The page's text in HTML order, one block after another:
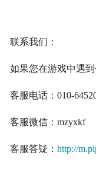
联系我们：
如果您在游戏中遇
客服电话：010-
客服微信：mzyxkf
客服答疑：http://